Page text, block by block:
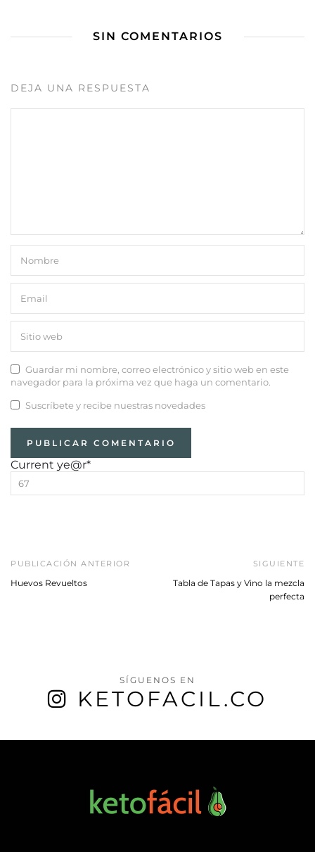
SIN COMENTARIOS
DEJA UNA RESPUESTA
Guardar mi nombre, correo electrónico y sitio web en este
navegador para la próxima vez que haga un comentario.
Suscríbete y recibe nuestras novedades
Current ye@r*
PUBLICACIÓN ANTERIOR
Huevos Revueltos
SIGUIENTE
Tabla de Tapas y Vino la mezcla
perfecta
SÍGUENOS EN
KETOFACIL.CO